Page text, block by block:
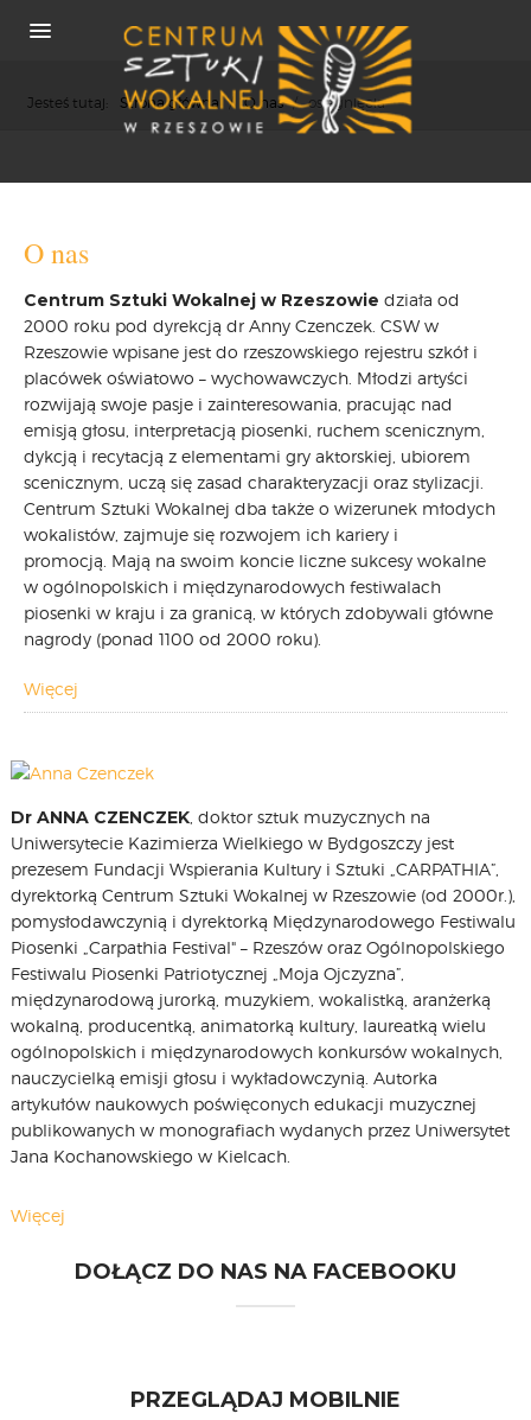
REKRUTACJA
OSIĄGNIĘCIA
KONCERTY
PRASA
POLITYKA COOKIES
RODO
REKRUTACJA
FESTIWALE
CARPATHIA FESTIVAL
FESTIWAL PATRIOTYCZNY
WYDARZENIA
PŁYTY CD
MULTIMEDIA
WARSZTATY
ZGŁOŚ UDZIAŁ
KONTAKT
Jesteś tutaj: Strona główna / O nas / osiągnięcia
O nas
Centrum Sztuki Wokalnej w Rzeszowie działa od
2000 roku pod dyrekcją dr Anny Czenczek. CSW w
Rzeszowie wpisane jest do rzeszowskiego rejestru szkół i
placówek oświatowo – wychowawczych. Młodzi artyści
rozwijają swoje pasje i zainteresowania, pracując nad
emisją głosu, interpretacją piosenki, ruchem scenicznym,
dykcją i recytacją z elementami gry aktorskiej, ubiorem
scenicznym, uczą się zasad charakteryzacji oraz stylizacji.
Centrum Sztuki Wokalnej dba także o wizerunek młodych
wokalistów, zajmuje się rozwojem ich kariery i
promocją. Mają na swoim koncie liczne sukcesy wokalne
w ogólnopolskich i międzynarodowych festiwalach
piosenki w kraju i za granicą, w których zdobywali główne
nagrody (ponad 1100 od 2000 roku).
Więcej
Dr ANNA CZENCZEK, doktor sztuk muzycznych na
Uniwersytecie Kazimierza Wielkiego w Bydgoszczy jest
prezesem Fundacji Wspierania Kultury i Sztuki „CARPATHIA”,
dyrektorką Centrum Sztuki Wokalnej w Rzeszowie (od 2000r.),
pomysłodawczynią i dyrektorką Międzynarodowego Festiwalu
Piosenki „Carpathia Festival" – Rzeszów oraz Ogólnopolskiego
Festiwalu Piosenki Patriotycznej „Moja Ojczyzna”,
międzynarodową jurorką, muzykiem, wokalistką, aranżerką
wokalną, producentką, animatorką kultury, laureatką wielu
ogólnopolskich i międzynarodowych konkursów wokalnych,
nauczycielką emisji głosu i wykładowczynią. Autorka
artykułów naukowych poświęconych edukacji muzycznej
publikowanych w monografiach wydanych przez Uniwersytet
Jana Kochanowskiego w Kielcach.
Więcej
DOŁĄCZ DO NAS NA FACEBOOKU
PRZEGLĄDAJ MOBILNIE